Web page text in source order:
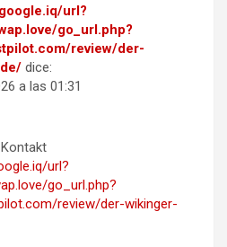
url?
go_url.php?
review/der-
dice:
a las 01:31
url?
go_url.php?
review/der-wikinger-